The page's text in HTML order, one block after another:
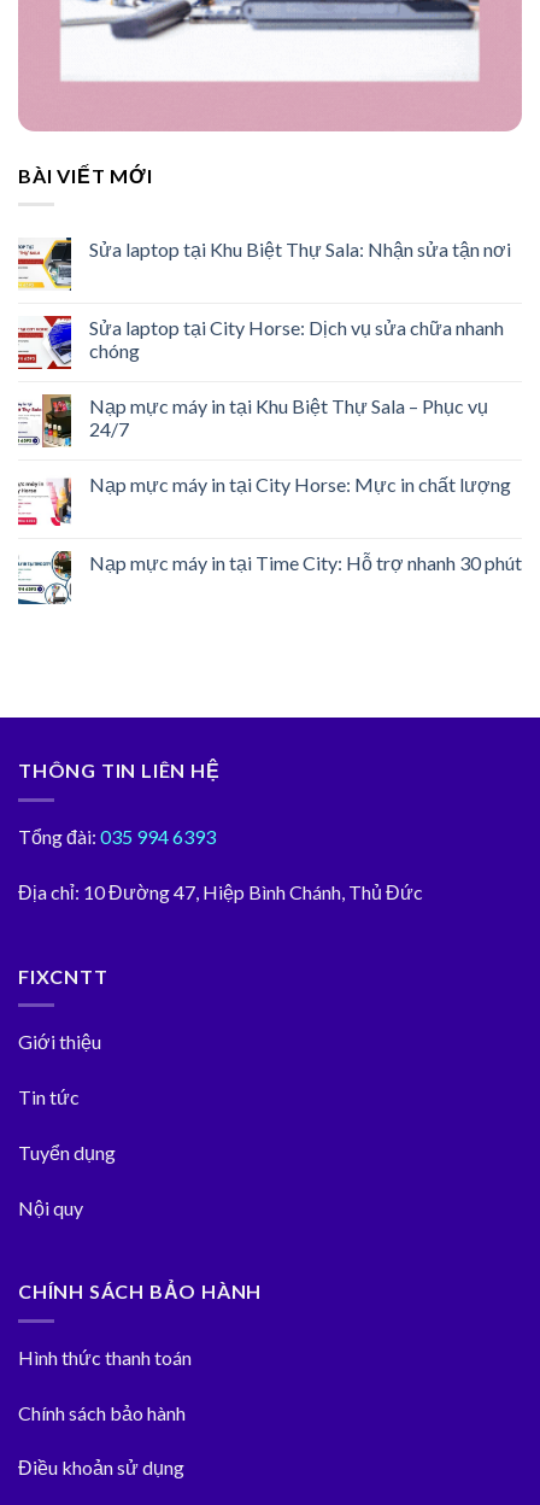
BÀI VIẾT MỚI
Sửa laptop tại Khu Biệt Thự Sala: Nhận sửa tận nơi
Sửa laptop tại City Horse: Dịch vụ sửa chữa nhanh
chóng
Nạp mực máy in tại Khu Biệt Thự Sala – Phục vụ
24/7
Nạp mực máy in tại City Horse: Mực in chất lượng
Nạp mực máy in tại Time City: Hỗ trợ nhanh 30 phút
THÔNG TIN LIÊN HỆ
Tổng đài: 035 994 6393
Địa chỉ: 10 Đường 47, Hiệp Bình Chánh, Thủ Đức
FIXCNTT
Giới thiệu
Tin tức
Tuyển dụng
Nội quy
CHÍNH SÁCH BẢO HÀNH
Hình thức thanh toán
Chính sách bảo hành
Điều khoản sử dụng